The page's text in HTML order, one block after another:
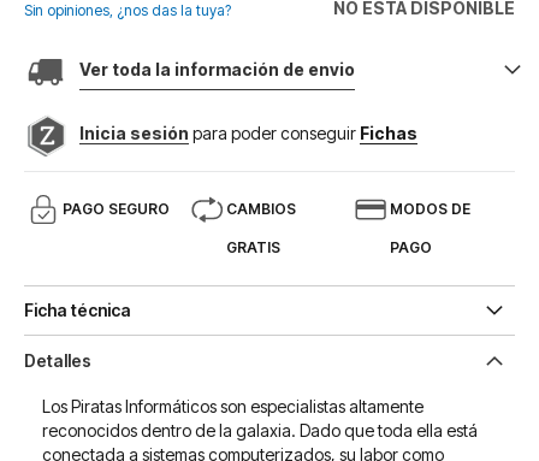
imágenes
NO ESTÁ DISPONIBLE
Sin opiniones, ¿nos das la tuya?
Ver toda la información de envio
Inicia sesión para poder conseguir Fichas
PAGO SEGURO CAMBIOS
GRATIS
MODOS DE
PAGO
Ficha técnica
Detalles
Los Piratas Informáticos son especialistas altamente
reconocidos dentro de la galaxia. Dado que toda ella está
conectada a sistemas computerizados, su labor como